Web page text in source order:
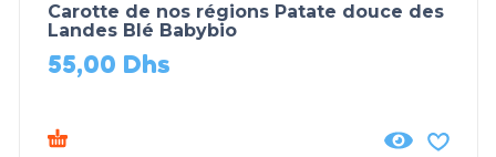
Carotte de nos régions Patate douce des
Landes Blé Babybio
55,00 Dhs